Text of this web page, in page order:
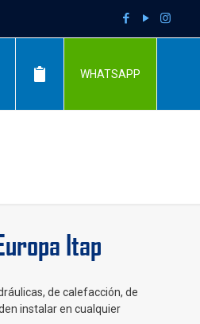
WHATSAPP
Itap
de calefacción, de
instalar en cualquier